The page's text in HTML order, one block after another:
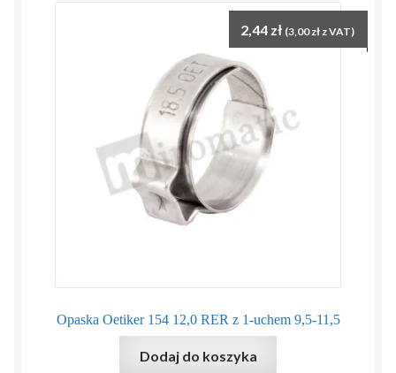
Opaska Oetiker 154 12,0 RER z 1-uchem 9,5-11,5
2,44 zł (3,00zł z VAT)
Dodaj do koszyka